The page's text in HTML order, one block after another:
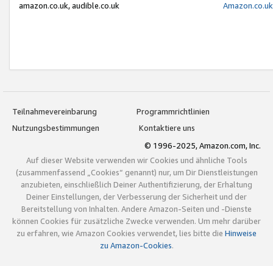
amazon.co.uk, audible.co.uk
Teilnahmevereinbarung
Programmrichtlinien
Nutzungsbestimmungen
Kontaktiere uns
© 1996-2025, Amazon.com, Inc.
Auf dieser Website verwenden wir Cookies und ähnliche Tools
(zusammenfassend „Cookies“ genannt) nur, um Dir Dienstleistungen
anzubieten, einschließlich Deiner Authentifizierung, der Erhaltung
Deiner Einstellungen, der Verbesserung der Sicherheit und der
Bereitstellung von Inhalten. Andere Amazon-Seiten und -Dienste
können Cookies für zusätzliche Zwecke verwenden. Um mehr darüber
zu erfahren, wie Amazon Cookies verwendet, lies bitte die Hinweise
zu Amazon-Cookies.